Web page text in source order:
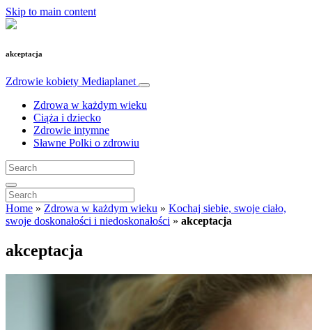
Skip to main content
akceptacja
Zdrowie kobiety Mediaplanet
Zdrowa w każdym wieku
Ciąża i dziecko
Zdrowie intymne
Sławne Polki o zdrowiu
Home » Zdrowa w każdym wieku » Kochaj siebie, swoje ciało,
swoje doskonałości i niedoskonałości » akceptacja
akceptacja